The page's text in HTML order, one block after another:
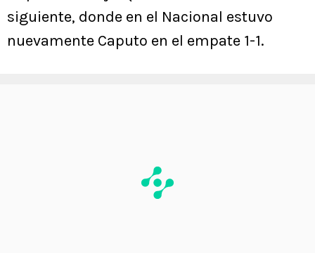
siguiente, donde en el Nacional estuvo
nuevamente Caputo en el empate 1-1.